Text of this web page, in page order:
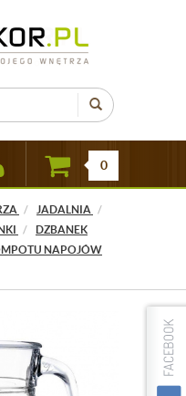
0
JADALNIA
DZBANEK
NAPOJÓW